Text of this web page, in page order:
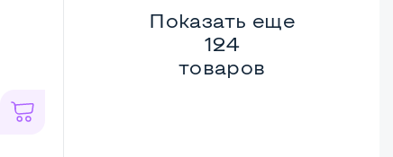
Показать еще
124
товаров